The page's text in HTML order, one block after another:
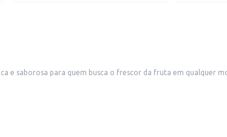
e saborosa para quem busca o frescor da fruta em qualquer